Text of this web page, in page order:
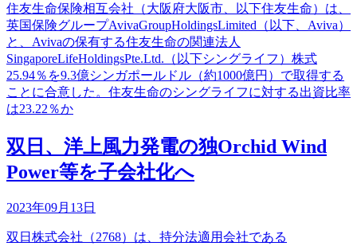
住友生命保険相互会社（大阪府大阪市、以下住友生命）は、
英国保険グループAvivaGroupHoldingsLimited（以下、Aviva）
と、Avivaの保有する住友生命の関連法人
SingaporeLifeHoldingsPte.Ltd.（以下シングライフ）株式
25.94％を9.3億シンガポールドル（約1000億円）で取得する
ことに合意した。住友生命のシングライフに対する出資比率
は23.22％か
双日、洋上風力発電の独Orchid Wind
Power等を子会社化へ
2023年09月13日
双日株式会社（2768）は、持分法適用会社である